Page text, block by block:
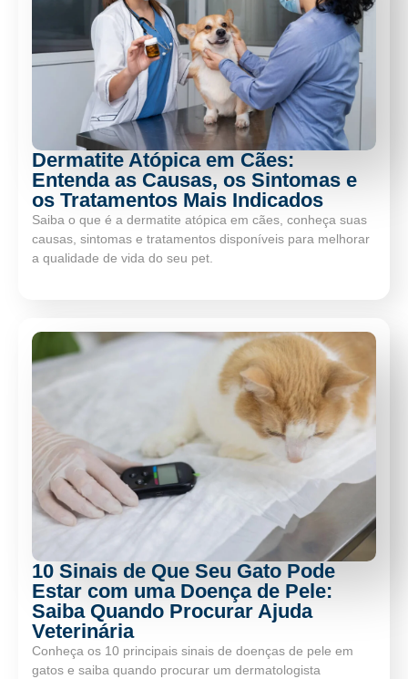
Dermatite Atópica em Cães:
Entenda as Causas, os Sintomas e
os Tratamentos Mais Indicados
Saiba o que é a dermatite atópica em cães, conheça suas
causas, sintomas e tratamentos disponíveis para melhorar
a qualidade de vida do seu pet.
10 Sinais de Que Seu Gato Pode
Estar com uma Doença de Pele:
Saiba Quando Procurar Ajuda
Veterinária
Conheça os 10 principais sinais de doenças de pele em
gatos e saiba quando procurar um dermatologista